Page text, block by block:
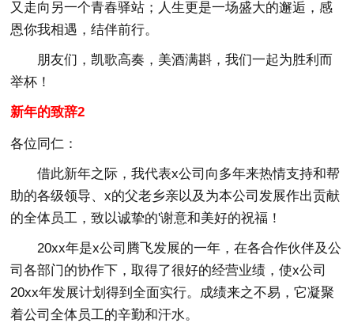
又走向另一个青春驿站；人生更是一场盛大的邂逅，感
恩你我相遇，结伴前行。
朋友们，凯歌高奏，美酒满斟，我们一起为胜利而
举杯！
新年的致辞2
各位同仁：
借此新年之际，我代表x公司向多年来热情支持和帮
助的各级领导、x的父老乡亲以及为本公司发展作出贡献
的全体员工，致以诚挚的'谢意和美好的祝福！
20xx年是x公司腾飞发展的一年，在各合作伙伴及公
司各部门的协作下，取得了很好的经营业绩，使x公司
20xx年发展计划得到全面实行。成绩来之不易，它凝聚
着公司全体员工的辛勤和汗水。